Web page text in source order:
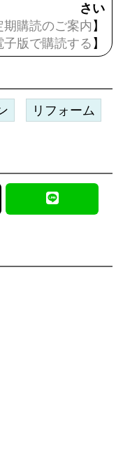
さい
期購読のご案内 】
子版で購読する 】
リフォーム